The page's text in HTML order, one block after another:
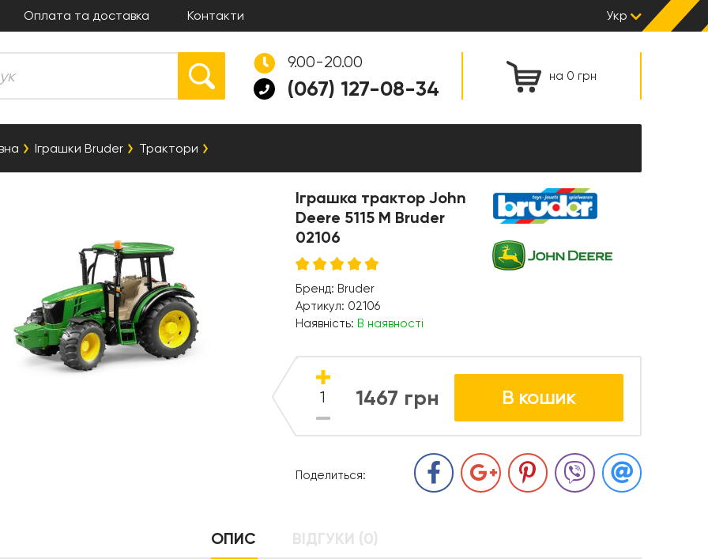
Оплата та доставка Контакти Укр
на 0 грн
9.00-20.00
(067) 127-08-34
Іграшки Bruder Трактори
Іграшка трактор John
Deere 5115 M Bruder
02106
Бренд: Bruder
Артикул: 02106
Наявність: В наявності
1467 грн В кошик
Поделиться:
ОПИС ВІДГУКИ (0)